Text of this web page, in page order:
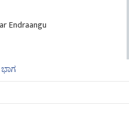
Endraangu